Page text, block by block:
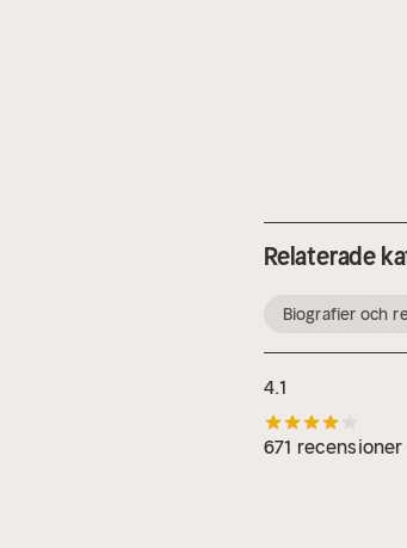
Relaterade
Biografier och
4.1
671 recensioner